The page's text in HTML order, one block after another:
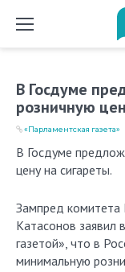
В Госдуме
розничную
«Парламентская газета»
В Госдуме предложили ввести минимальную розничную
цену на сигареты.
Зампред комитета
Катасонов заявил
газетой», что в
минимальную